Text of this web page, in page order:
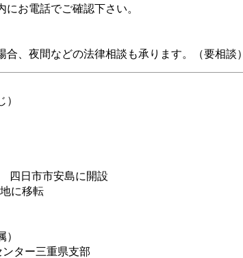
お電話でご確認下さい。
、夜間などの法律相談も承ります。（要相談）
四日市市安島に開設
に移転
ンター三重県支部